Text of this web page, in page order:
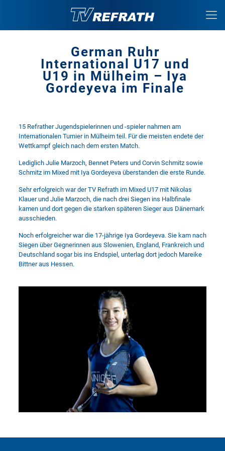
German Ruhr
International U17 und
U19 in Mülheim – Iya
Gordeyeva im Finale
15 Refrather Jugendspielerinnen und -spieler nahmen am
Internationalen Turnier in Mülheim teil. Für die meisten endete der
Wettkampf gleich nach dem ersten Match.
Lediglich Julie Marzoch, Bennet Peters und Corvin Schmitz sowie
Schmitz im Mixed mit Iya Gordeyeva überstanden die erste Runde.
Sehr erfolgreich war der TV Refrath im Mixed U17 mit Nikolas
Klauer und Julie Marzoch, die nach drei Siegen ins Halbfinale
kamen und dort gegen die starken späteren Sieger aus Dänemark
ausschieden.
Noch erfolgreicher war die 17-jährige Iya Gordeyeva. Sie kam nach
Siegen über Gegnerinnen aus Slowenien, England, Frankreich und
Deutschland sogar bis ins Endspiel, unterlag dort jedoch Mareike
Bittner aus Hessen.